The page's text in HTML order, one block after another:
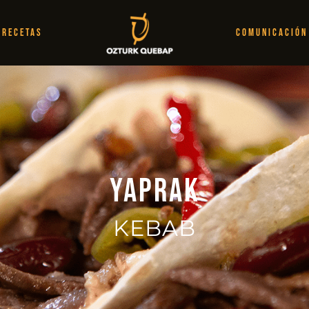
RECETAS COMUNICACIÓN
Yaprak
KEBAB